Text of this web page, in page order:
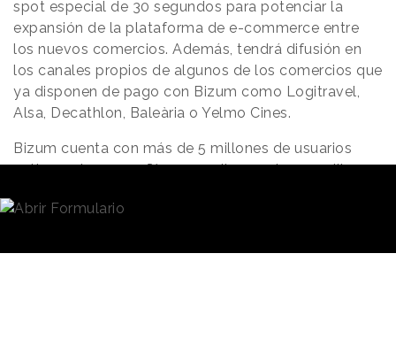
spot especial de 30 segundos para potenciar la
expansión de la plataforma de e-commerce entre
los nuevos comercios. Además, tendrá difusión en
los canales propios de algunos de los comercios que
ya disponen de pago con Bizum como Logitravel,
Alsa, Decathlon, Baleària o Yelmo Cines.
Bizum cuenta con más de 5 millones de usuarios
activos y la compañía espera llegar a los 12 millones
han efectuado 60 millones de transacciones por
medio de 50 euros.